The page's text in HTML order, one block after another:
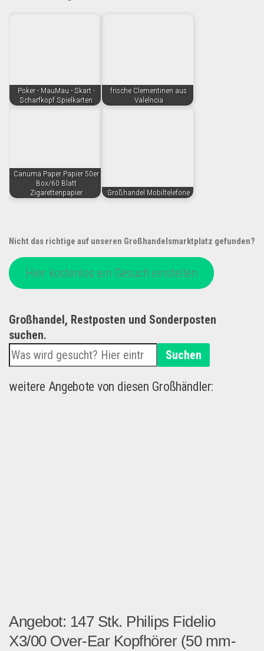
Poker - MauMau - Skart -
Scharfkopf Spielkarten
frische Clementinen aus
Valelncia
Canuma Paper Papier 50er
Box/60 Blatt
Zigarettenpapier
Großhandel Mobiltelefone
Nicht das richtige auf unseren Großhandelsmarktplatz gefunden?
Hier kostenlos ein Gesuch einstellen
Großhandel, Restposten und Sonderposten
suchen.
Suchen
weitere Angebote von diesen Großhändler:
Angebot: 147 Stk. Philips Fidelio
X3/00 Over-Ear Kopfhörer (50 mm-